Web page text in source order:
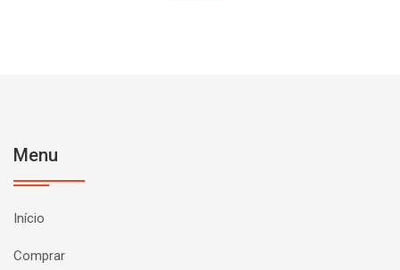
Menu
Início
Comprar